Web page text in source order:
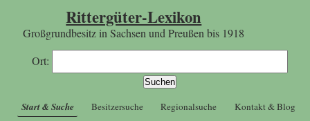
Rittergüter-Lexikon
Großgrundbesitz in Sachsen und Preußen bis 1918
Ort:
Start & Suche Besitzersuche Regionalsuche Kontakt & Blog